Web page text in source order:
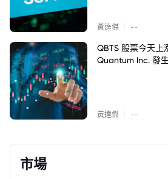
黃達傑 --
QBTS 股票今天上
Quantum Inc. 發
黃達傑 --
市場